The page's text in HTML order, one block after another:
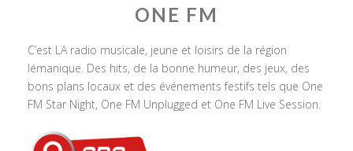
ONE FM
C’est LA radio musicale, jeune et loisirs de la région
lémanique. Des hits, de la bonne humeur, des jeux, des
bons plans locaux et des événements festifs tels que One
FM Star Night, One FM Unplugged et One FM Live Session.